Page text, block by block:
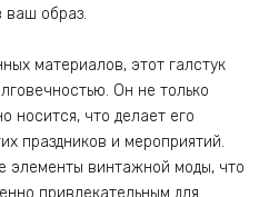
ваш образ.
материалов, этот галстук
Он не только
носится, что делает его
праздников и мероприятий.
элементы винтажной моды, что